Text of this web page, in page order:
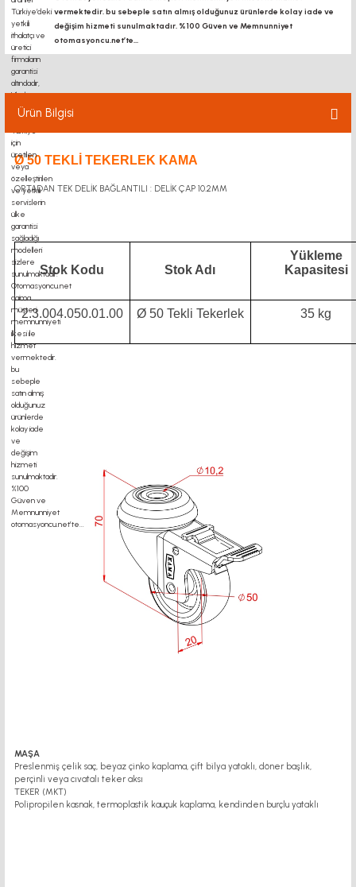
vermektedir. bu sebeple satın almış olduğunuz ürünlerde kolay iade ve
değişim hizmeti sunulmaktadır. %100 Güven ve Memnunniyet
otomasyoncu.net’te...
Ürün Bilgisi
Ø 50 TEKLI TEKERLEK KAMA
ORTADAN TEK DELİK BAĞLANTILI : DELİK ÇAP 10.2MM
Stok Kodu Stok Adı
Yükleme
Kapasitesi
2.3.004.050.01.00 Ø 50 Tekli Tekerlek 35 kg
MAŞA
Preslenmiş çelik saç, beyaz çinko kaplama, çift bilya yataklı, döner başlık,
perçinli veya cıvatalı teker aksı
TEKER (MKT)
Polipropilen kasnak, termoplastik kauçuk kaplama, kendinden burçlu yataklı